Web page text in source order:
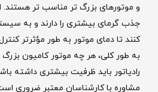
و موتورهای بزرگ ‌تر مناسب ‌تر هستند.
جذب گرمای بیشتری را دارند و به
‌کنند تا دمای موتور به طور مؤثرتر
به طور کلی، هر چه موتور کامیون بزرگ
رادیاتور باید ظرفیت بیشتری داشته
مشاوره با کارشناسان معتبر ضروری